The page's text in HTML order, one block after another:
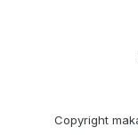
Copyright